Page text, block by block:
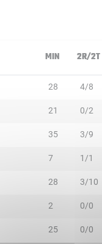
MIN 2R/2T
28 4/8
21 0/2
35 3/9
7 1/1
28 3/10
2 0/0
25 0/0